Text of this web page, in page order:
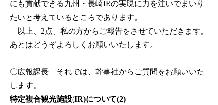
にも貢献できる九州・長崎IRの実現に力を注いでまいり
たいと考えているところであります。
以上、2点、私の方からご報告をさせていただきます。
あとはどうぞよろしくお願いいたします。
〇広報課長 それでは、幹事社からご質問をお願いいた
します。
特定複合観光施設(IR)について(2)